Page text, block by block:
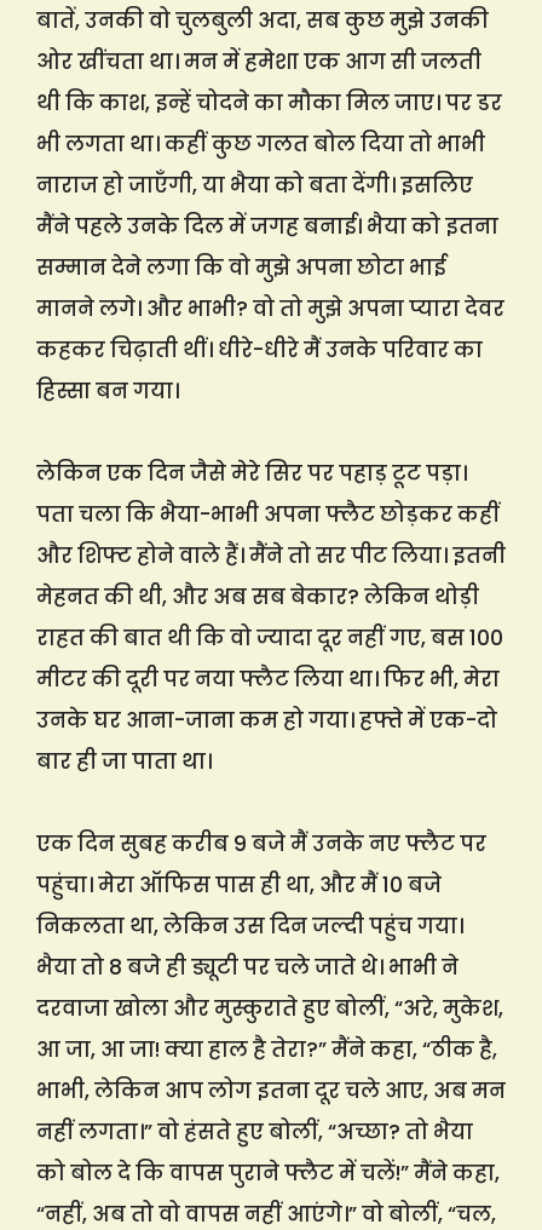
बातें, उनकी वो चुलबुली अदा, सब कुछ मुझे उनकी
ओर खींचता था। मन में हमेशा एक आग सी जलती
थी कि काश, इन्हें चोदने का मौका मिल जाए। पर डर
भी लगता था। कहीं कुछ गलत बोल दिया तो भाभी
नाराज हो जाएँगी, या भैया को बता देंगी। इसलिए
मैंने पहले उनके दिल में जगह बनाई। भैया को इतना
सम्मान देने लगा कि वो मुझे अपना छोटा भाई
मानने लगे। और भाभी? वो तो मुझे अपना प्यारा देवर
कहकर चिढ़ाती थीं। धीरे-धीरे मैं उनके परिवार का
हिस्सा बन गया।
लेकिन एक दिन जैसे मेरे सिर पर पहाड़ टूट पड़ा।
पता चला कि भैया-भाभी अपना फ्लैट छोड़कर कहीं
और शिफ्ट होने वाले हैं। मैंने तो सर पीट लिया। इतनी
मेहनत की थी, और अब सब बेकार? लेकिन थोड़ी
राहत की बात थी कि वो ज्यादा दूर नहीं गए, बस 100
मीटर की दूरी पर नया फ्लैट लिया था। फिर भी, मेरा
उनके घर आना-जाना कम हो गया। हफ्ते में एक-दो
बार ही जा पाता था।
एक दिन सुबह करीब 9 बजे मैं उनके नए फ्लैट पर
पहुंचा। मेरा ऑफिस पास ही था, और मैं 10 बजे
निकलता था, लेकिन उस दिन जल्दी पहुंच गया।
भैया तो 8 बजे ही ड्यूटी पर चले जाते थे। भाभी ने
दरवाजा खोला और मुस्कुराते हुए बोलीं, “अरे, मुकेश,
आ जा, आ जा! क्या हाल है तेरा?” मैंने कहा, “ठीक है,
भाभी, लेकिन आप लोग इतना दूर चले आए, अब मन
नहीं लगता।” वो हंसते हुए बोलीं, “अच्छा? तो भैया
को बोल दे कि वापस पुराने फ्लैट में चलें!” मैंने कहा,
“नहीं, अब तो वो वापस नहीं आएंगे।” वो बोलीं, “चल,